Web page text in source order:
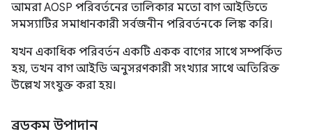
আমরা AOSP পরিবর্তনের তালিকার মতো বাগ আইডিতে
সমস্যাটির সমাধানকারী সর্বজনীন পরিবর্তনকে লিঙ্ক করি।
যখন একাধিক পরিবর্তন একটি একক বাগের সাথে সম্পর্কিত
হয়, তখন বাগ আইডি অনুসরণকারী সংখ্যার সাথে অতিরিক্ত
উল্লেখ সংযুক্ত করা হয়।
ব্রডকম উপাদান